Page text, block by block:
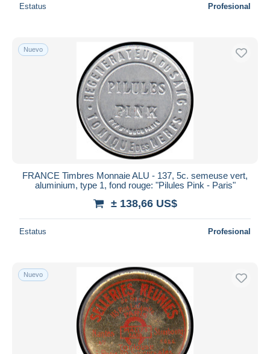
Estatus Profesional
Nuevo
FRANCE Timbres Monnaie ALU - 137, 5c. semeuse vert,
aluminium, type 1, fond rouge: "Pilules Pink - Paris"
± 138,66 US$
Estatus Profesional
Nuevo